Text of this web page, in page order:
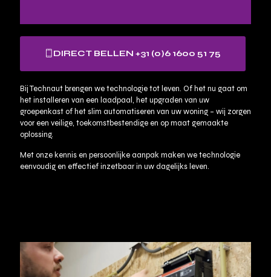
DIRECT BELLEN +31 (0)6 1600 51 75
Bij Technaut brengen we technologie tot leven. Of het nu gaat om
het installeren van een laadpaal, het upgraden van uw
groepenkast of het slim automatiseren van uw woning – wij zorgen
voor een veilige, toekomstbestendige en op maat gemaakte
oplossing.
Met onze kennis en persoonlijke aanpak maken we technologie
eenvoudig en effectief inzetbaar in uw dagelijks leven.